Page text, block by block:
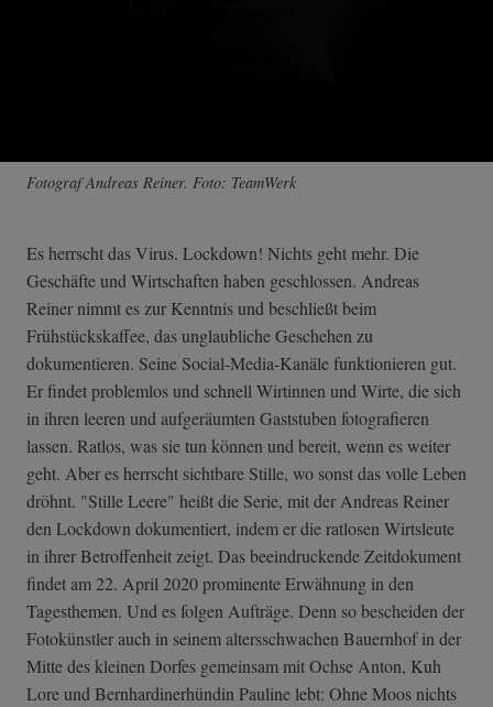
Fotograf Andreas Reiner. Foto: TeamWerk
Es herrscht das Virus. Lockdown! Nichts geht mehr. Die
Geschäfte und Wirtschaften haben geschlossen. Andreas
Reiner nimmt es zur Kenntnis und beschließt beim
Frühstückskaffee, das unglaubliche Geschehen zu
dokumentieren. Seine Social-Media-Kanäle funktionieren gut.
Er findet problemlos und schnell Wirtinnen und Wirte, die sich
in ihren leeren und aufgeräumten Gaststuben fotografieren
lassen. Ratlos, was sie tun können und bereit, wenn es weiter
geht. Aber es herrscht sichtbare Stille, wo sonst das volle Leben
dröhnt. "Stille Leere" heißt die Serie, mit der Andreas Reiner
den Lockdown dokumentiert, indem er die ratlosen Wirtsleute
in ihrer Betroffenheit zeigt. Das beeindruckende Zeitdokument
findet am 22. April 2020 prominente Erwähnung in den
Tagesthemen. Und es folgen Aufträge. Denn so bescheiden der
Fotokünstler auch in seinem altersschwachen Bauernhof in der
Mitte des kleinen Dorfes gemeinsam mit Ochse Anton, Kuh
Lore und Bernhardinerhündin Pauline lebt: Ohne Moos nichts